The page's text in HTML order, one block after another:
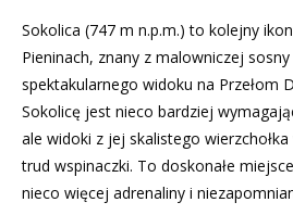
Sokolica (747 m n.p.m.) to kolejny
Pieninach, znany z malowniczej
spektakularnego widoku na Przełom
Sokolicę jest nieco bardziej
ale widoki z jej skalistego
trud wspinaczki. To doskonałe
nieco więcej adrenaliny i